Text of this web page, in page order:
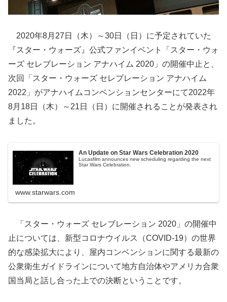
2020年8月27日（木）～30日（日）に予定されていた
『スター・ウォーズ』公式ファンイベント「スター・ウォ
ーズ セレブレーション アナハイム 2020」の開催中止と、
次回「スター・ウォーズ セレブレーション アナハイム
2022」がアナハイムコンベンションセンターにて2022年
8月18日（木）～21日（日）に開催されることが発表され
ました。
An Update on Star Wars Celebration 2020
Lucasfilm announces new scheduling regarding the next
Star Wars Celebration.
www.starwars.com
「スター・ウォーズ セレブレーション 2020」の開催中
止については、新型コロナウイルス（COVID-19）の世界
的な感染拡大により、屋内コンベンションに関する最新の
公衆衛生ガイドラインについて地方自治体やアメリカ合衆
国当局と話し合った上での決断ということです。